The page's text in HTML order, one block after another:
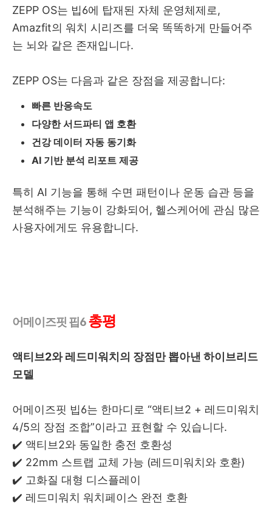
ZEPP OS는 빕6에 탑재된 자체 운영체제로,
Amazfit의 워치 시리즈를 더욱 똑똑하게 만들어주
는 뇌와 같은 존재입니다.
ZEPP OS는 다음과 같은 장점을 제공합니다:
빠른 반응속도
다양한 서드파티 앱 호환
건강 데이터 자동 동기화
AI 기반 분석 리포트 제공
특히 AI 기능을 통해 수면 패턴이나 운동 습관 등을
분석해주는 기능이 강화되어, 헬스케어에 관심 많은
사용자에게도 유용합니다.
어메이즈핏 핍6총평
액티브2와 레드미워치의 장점만 뽑아낸 하이브리드
모델
어메이즈핏 빕6는 한마디로 “액티브2 + 레드미워치
4/5의 장점 조합”이라고 표현할 수 있습니다.
✔️ 액티브2와 동일한 충전 호환성
✔️ 22mm 스트랩 교체 가능 (레드미워치와 호환)
✔️ 고화질 대형 디스플레이
✔️ 레드미워치 워치페이스 완전 호환